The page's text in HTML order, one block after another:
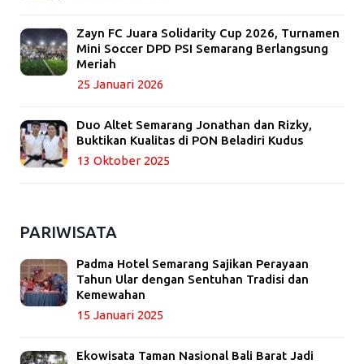
Zayn FC Juara Solidarity Cup 2026, Turnamen
Mini Soccer DPD PSI Semarang Berlangsung
Meriah
25 Januari 2026
Duo Altet Semarang Jonathan dan Rizky,
Buktikan Kualitas di PON Beladiri Kudus
13 Oktober 2025
PARIWISATA
Padma Hotel Semarang Sajikan Perayaan
Tahun Ular dengan Sentuhan Tradisi dan
Kemewahan
15 Januari 2025
Ekowisata Taman Nasional Bali Barat Jadi